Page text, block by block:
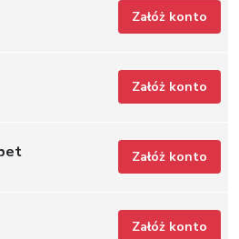
Załóż konto
Załóż konto
Załóż konto
Załóż konto